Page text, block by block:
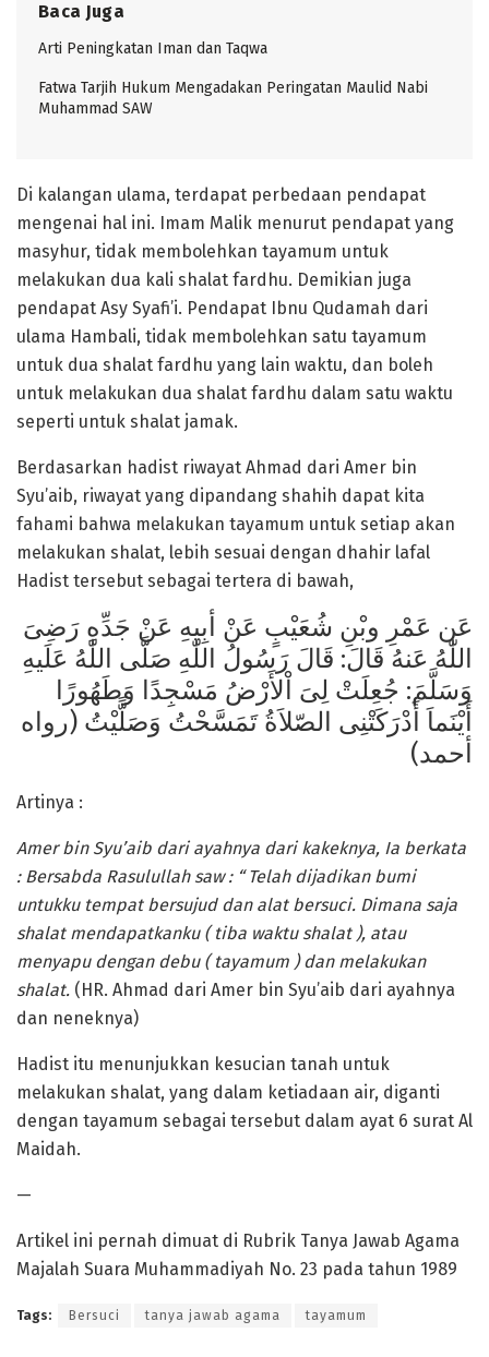
Baca Juga
Arti Peningkatan Iman dan Taqwa
Fatwa Tarjih Hukum Mengadakan Peringatan Maulid Nabi
Muhammad SAW
Di kalangan ulama, terdapat perbedaan pendapat
mengenai hal ini. Imam Malik menurut pendapat yang
masyhur, tidak membolehkan tayamum untuk
melakukan dua kali shalat fardhu. Demikian juga
pendapat Asy Syafi’i. Pendapat Ibnu Qudamah dari
ulama Hambali, tidak membolehkan satu tayamum
untuk dua shalat fardhu yang lain waktu, dan boleh
untuk melakukan dua shalat fardhu dalam satu waktu
seperti untuk shalat jamak.
Berdasarkan hadist riwayat Ahmad dari Amer bin
Syu’aib, riwayat yang dipandang shahih dapat kita
fahami bahwa melakukan tayamum untuk setiap akan
melakukan shalat, lebih sesuai dengan dhahir lafal
Hadist tersebut sebagai tertera di bawah,
عَن عَمْرِ وبْنِ شُعَيْبٍ عَنْ أبِيهِ عَنْ جَدِّهِ رَضِىَ
اللّٰهُ عَنهُ قَالَ: قَالَ رَسُولُ اللّٰهِ صَلَّى اللّٰهُ عَلَيهِ
وَسَلَّمَ: جُعِلَتْ لِىَ اْلأَرْضُ مَسْجِدًا وَطَهُورًا
أَيْنَماَ أَدْرَكَتْنِى الصّلاَةُ تَمَسَّحْتُ وَصَلًّيْتُ (رواه
أحمد)
Artinya :
Amer bin Syu’aib dari ayahnya dari kakeknya, Ia berkata
: Bersabda Rasulullah saw : “ Telah dijadikan bumi
untukku tempat bersujud dan alat bersuci. Dimana saja
shalat mendapatkanku ( tiba waktu shalat ), atau
menyapu dengan debu ( tayamum ) dan melakukan
shalat. (HR. Ahmad dari Amer bin Syu’aib dari ayahnya
dan neneknya)
Hadist itu menunjukkan kesucian tanah untuk
melakukan shalat, yang dalam ketiadaan air, diganti
dengan tayamum sebagai tersebut dalam ayat 6 surat Al
Maidah.
—
Artikel ini pernah dimuat di Rubrik Tanya Jawab Agama
Majalah Suara Muhammadiyah No. 23 pada tahun 1989
Tags: Bersuci tanya jawab agama tayamum